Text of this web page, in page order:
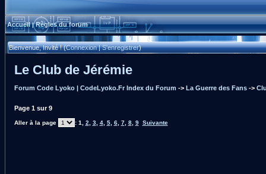
Accueil|Règles du forum
Bienvenue, Invité ! (Connexion|S'enregistrer)
Le Club de Jérémie
Forum Code Lyoko | CodeLyoko.Fr Index du Forum -> La Guerre des Fans->
Page 1sur9
Aller à la page : 1 2 3, 4, 5, 6, 7, 8, 9 Suivante